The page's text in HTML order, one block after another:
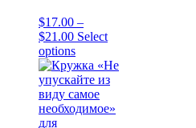
$17.00 –
$21.00Price
range:
$17.00
through
$21.00
Select
optionsThis
product
has
multiple
variants.